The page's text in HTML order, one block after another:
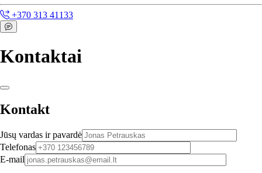
+370 313 41133
Kontaktai
Kontakt
Jūsų vardas ir pavardė
Telefonas
E-mail